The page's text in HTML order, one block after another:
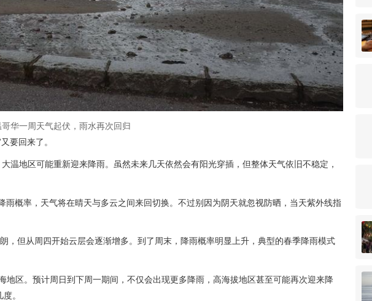
哥华一周天气起伏，雨水再次回归
要回来了。
温地区可能重新迎来降雨。虽然未来几天依然会有阳光穿插，但整体天气依旧不稳定，
概率，天气将在晴天与多云之间来回切换。不过别因为阴天就忽视防晒，当天紫外线指
，但从周四开始云层会逐渐增多。到了周末，降雨概率明显上升，典型的春季降雨模式
区。预计周日到下周一期间，不仅会出现更多降雨，高海拔地区甚至可能再次迎来降
。